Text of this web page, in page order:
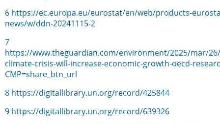
6 https://ec.europa.eu/eurostat/en/web/products-
news/w/ddn-20241115-2
7
https://www.theguardian.com/environment/2025/mar/
climate-crisis-will-increase-economic-growth-oecd-
CMP=share_btn_url
8 https://digitallibrary.un.org/record/425844
9 https://digitallibrary.un.org/record/639326